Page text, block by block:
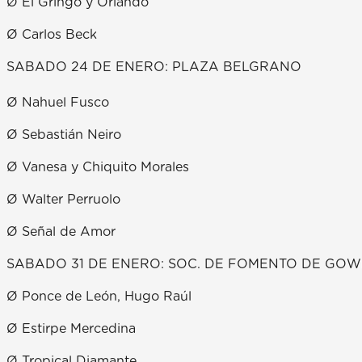
Ø Carlos Beck
SABADO 24 DE ENERO: PLAZA BELGRANO
Ø Nahuel Fusco
Ø Sebastián Neiro
Ø Vanesa y Chiquito Morales
Ø Walter Perruolo
Ø Señal de Amor
SABADO 31 DE ENERO: SOC. DE FOMENTO DE
Ø Ponce de León, Hugo Raúl
Ø Estirpe Mercedina